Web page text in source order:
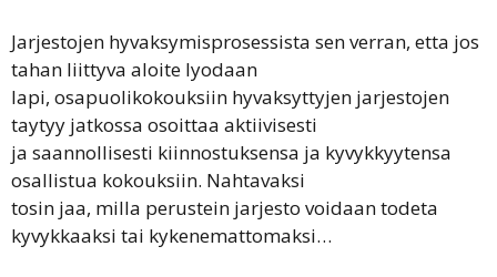
Jarjestojen hyvaksymisprosessista sen verran, etta jos
tahan liittyva aloite lyodaan
lapi, osapuolikokouksiin hyvaksyttyjen jarjestojen
taytyy jatkossa osoittaa aktiivisesti
ja saannollisesti kiinnostuksensa ja kyvykkyytensa
osallistua kokouksiin. Nahtavaksi
tosin jaa, milla perustein jarjesto voidaan todeta
kyvykkaaksi tai kykenemattomaksi…